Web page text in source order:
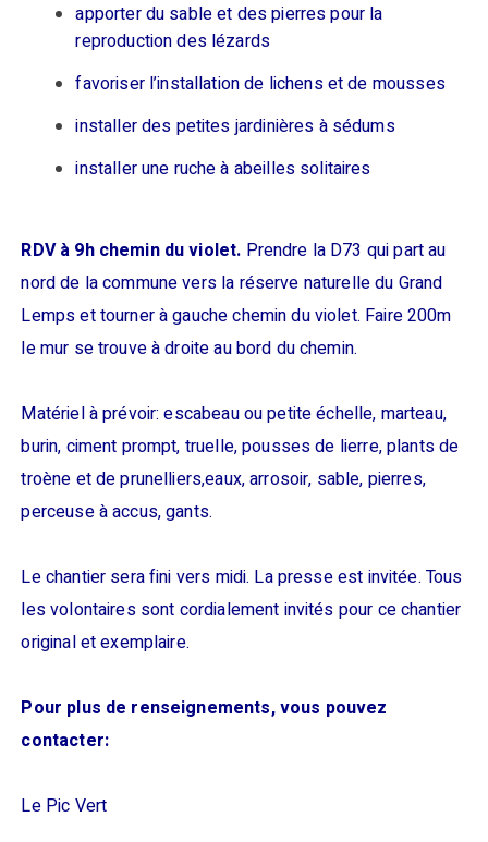
apporter du sable et des pierres pour la
reproduction des lézards
favoriser l’installation de lichens et de mousses
installer des petites jardinières à sédums
installer une ruche à abeilles solitaires
RDV à 9h chemin du violet. Prendre la D73 qui part au
nord de la commune vers la réserve naturelle du Grand
Lemps et tourner à gauche chemin du violet. Faire 200m
le mur se trouve à droite au bord du chemin.
Matériel à prévoir: escabeau ou petite échelle, marteau,
burin, ciment prompt, truelle, pousses de lierre, plants de
troène et de prunelliers,eaux, arrosoir, sable, pierres,
perceuse à accus, gants.
Le chantier sera fini vers midi. La presse est invitée. Tous
les volontaires sont cordialement invités pour ce chantier
original et exemplaire.
Pour plus de renseignements, vous pouvez
contacter:
Le Pic Vert